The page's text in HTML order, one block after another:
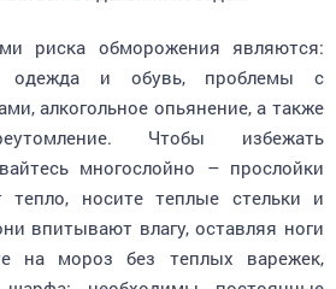
одежда и обувь, проблемы с
алкогольное опьянение, а также
Чтобы избежать
многослойно – прослойки
тепло, носите теплые стельки и
впитывают влагу, оставляя ноги
на мороз без теплых варежек,
необходимы постоянные